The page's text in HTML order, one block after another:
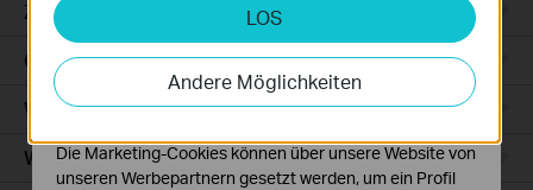
Zubehör für Saugroboter
Ceiling Mount
WiFi
Wall Plate
LOS
Andere Möglichkeiten
Analyse- und Marketing-Cookies
Analyse-Cookies ermöglichen es uns, Ihre Aktivitäten
auf unserer Website zu analysieren, um die
Funktionsweise unserer Website zu verbessern und
Die Marketing-Cookies können über unsere Website von
unseren Werbepartnern gesetzt werden, um ein Profil